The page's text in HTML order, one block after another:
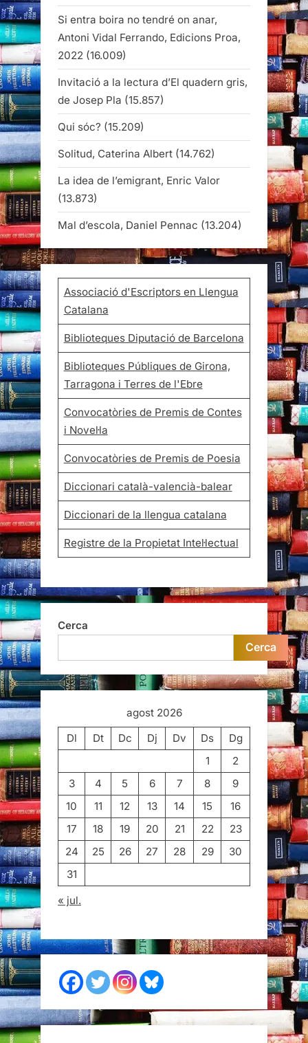
Si entra boira no tendré on anar,
Antoni Vidal Ferrando, Edicions Proa,
2022 (16.009)
Invitació a la lectura d’El quadern gris,
de Josep Pla (15.857)
Qui sóc? (15.209)
Solitud, Caterina Albert (14.762)
La idea de l’emigrant, Enric Valor
(13.873)
Mal d’escola, Daniel Pennac (13.204)
Associació d'Escriptors en Llengua
Catalana
Biblioteques Diputació de Barcelona
Biblioteques Públiques de Girona,
Tarragona i Terres de l'Ebre
Convocatòries de Premis de Contes
i Novel·la
Convocatòries de Premis de Poesia
Diccionari català-valencià-balear
Diccionari de la llengua catalana
Registre de la Propietat Intel·lectual
Cerca
Cerca
agost 2026
Dl
Dt Dc Dj Dv Ds
Dg
1
2
3
4 5 6 7 8
9
10
11 12 13 14 15
16
17
18 19 20 21 22
23
24
25 26 27 28 29
30
31
« jul.